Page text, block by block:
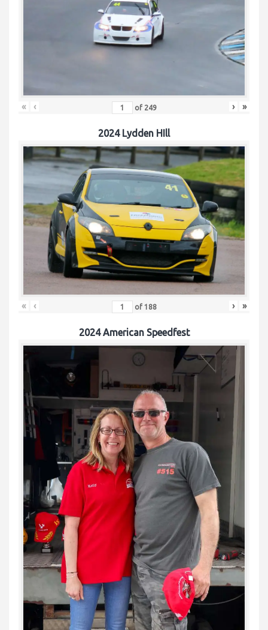
« ‹ of 249 › »
2024 Lydden HIll
« ‹ of 188 › »
2024 American Speedfest